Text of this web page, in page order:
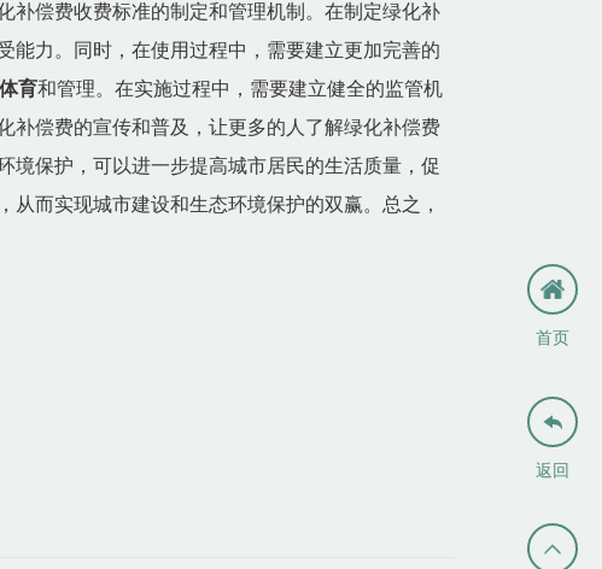
补偿费收费标准的制定和管理机制。在制定绿化补
能力。同时，在使用过程中，需要建立更加完善的
育和管理。在实施过程中，需要建立健全的监管机
补偿费的宣传和普及，让更多的人了解绿化补偿费
境保护，可以进一步提高城市居民的生活质量，促
而实现城市建设和生态环境保护的双赢。总之，
首页


返回